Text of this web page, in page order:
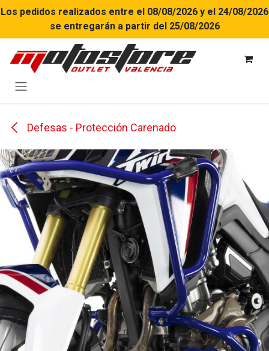
Ir al contenido
Los pedidos realizados entre el 08/08/2026 y el 24/08/2026
se entregarán a partir del 25/08/2026
Defesas - Protección Carenado